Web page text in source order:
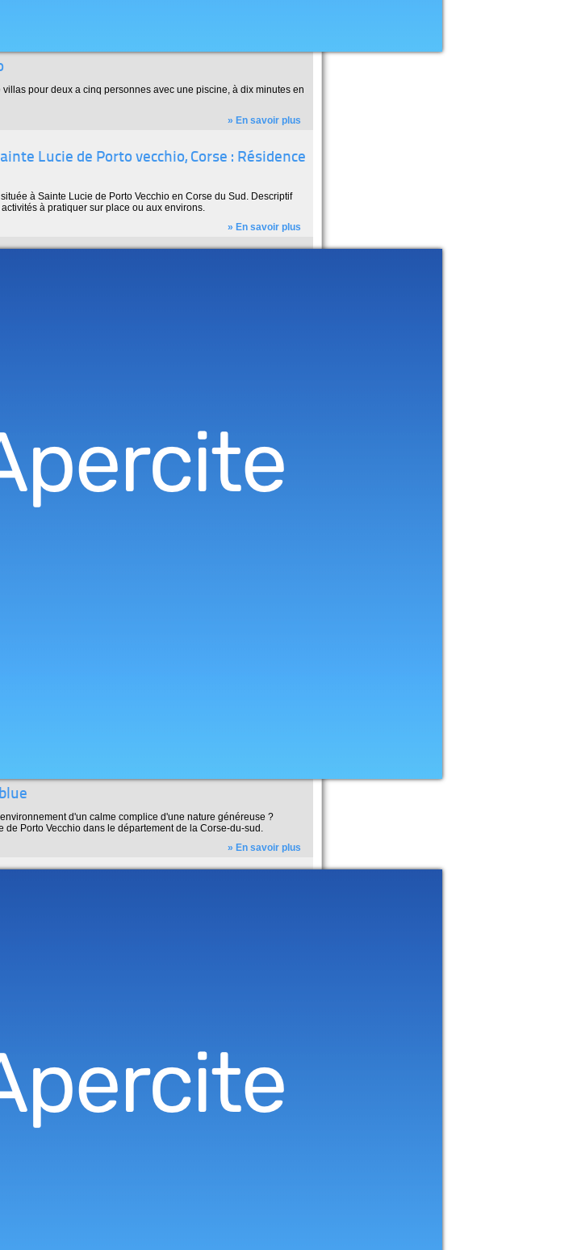
pour deux a cinq personnes avec une piscine, à dix minutes en
» En savoir plus
Lucie de Porto vecchio, Corse : Résidence
à Sainte Lucie de Porto Vecchio en Corse du Sud. Descriptif
à pratiquer sur place ou aux environs.
» En savoir plus
d'un calme complice d'une nature généreuse ?
Porto Vecchio dans le département de la Corse-du-sud.
» En savoir plus